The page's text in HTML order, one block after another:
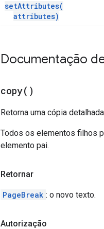
setAttributes(
attributes)
Documentação
copy( )
Retorna uma cópia
Todos os elementos filhos
elemento pai.
Retornar
PageBreak : o novo texto.
Autorização